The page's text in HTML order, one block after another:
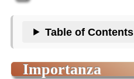
Table of Contents
importanza